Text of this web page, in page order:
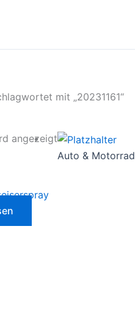
mit „20231161“
angezeigt
Auto & Motorrad